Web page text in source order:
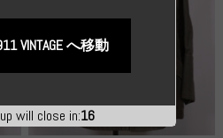
will close in:15
VINTAGE へ移動